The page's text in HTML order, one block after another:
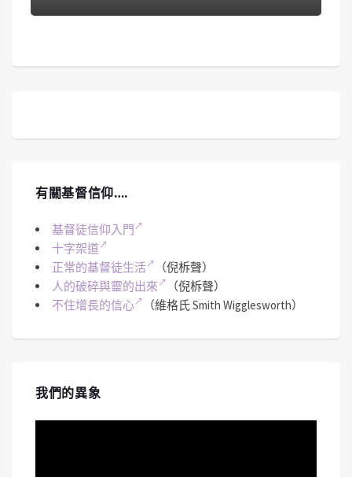
有關基督信仰….
基督徒信仰入門
十字架道
正常的基督徒生活
（倪柝聲）
人的破碎與靈的出來
（倪柝聲）
不住增長的信心
（維格氏 Smith Wigglesworth）
我們的異象